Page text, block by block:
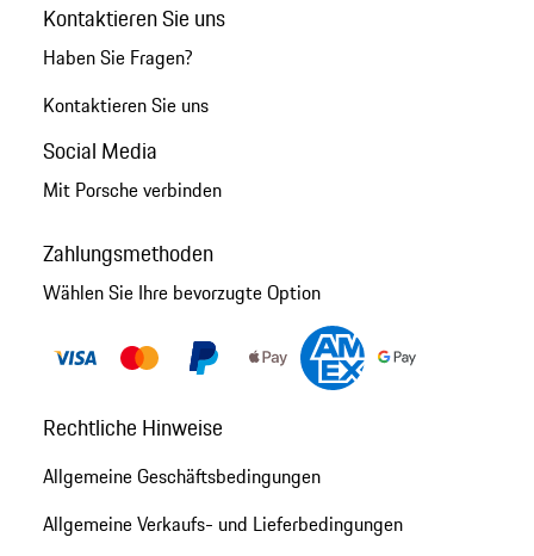
Kontaktieren Sie uns
Haben Sie Fragen?
Kontaktieren Sie uns
Social Media
Mit Porsche verbinden
Zahlungsmethoden
Wählen Sie Ihre bevorzugte Option
Rechtliche Hinweise
Allgemeine Geschäftsbedingungen
Allgemeine Verkaufs- und Lieferbedingungen